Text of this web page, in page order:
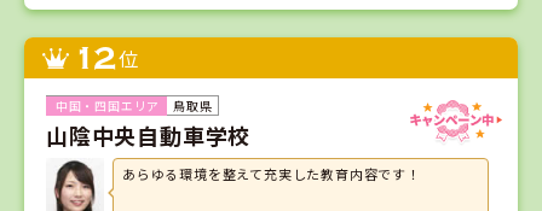
12位
鳥取県
山陰中央自動車学校
あらゆる環境を整えて充実した教育内容です！